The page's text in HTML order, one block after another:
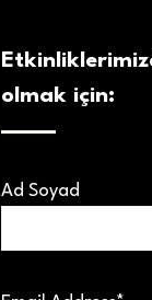
olmak için:
Ad Soyad